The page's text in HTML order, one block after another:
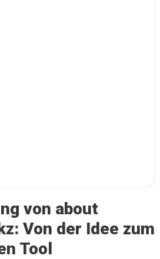
von about
Von der Idee zum
Tool